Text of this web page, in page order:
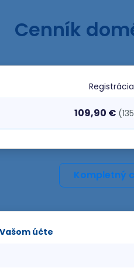
Cenník
Registrácia
109,90 €
Kompletný
účte